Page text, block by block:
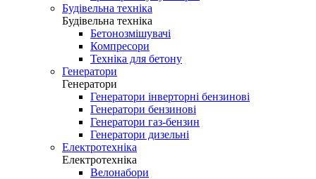
Будівельна техніка
Будівельна техніка
Бетонозмішувачі
Компресори
Техніка для бетону
Генератори
Генератори
Генератори інверторні бензинові
Генератори бензинові
Генератори газ-бензин
Генератори дизельні
Електротехніка
Електротехніка
Велонабори